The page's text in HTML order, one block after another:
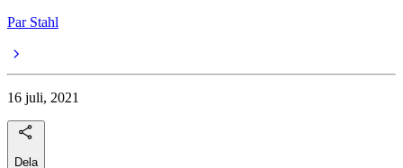
Par Stahl
16 juli, 2021
Dela